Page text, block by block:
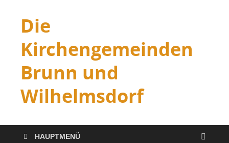
Die
Kirchengemeinden
Brunn und
Wilhelmsdorf
HAUPTMENÜ